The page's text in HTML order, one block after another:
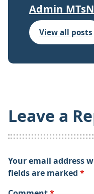
Admin
View all posts
Leave a
Your email address
fields are marked *